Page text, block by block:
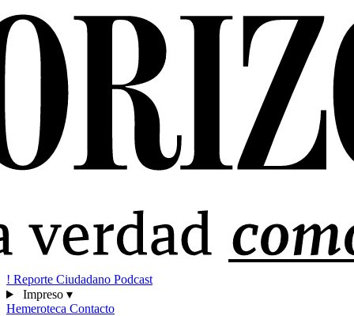
! Reporte Ciudadano Podcast
Impreso ▾
Hemeroteca Contacto